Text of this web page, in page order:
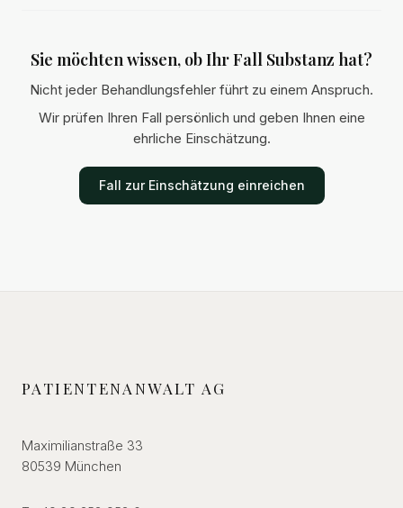
Sie möchten wissen, ob Ihr Fall Substanz hat?
Nicht jeder Behandlungsfehler führt zu einem Anspruch.
Wir prüfen Ihren Fall persönlich und geben Ihnen eine
ehrliche Einschätzung.
Fall zur Einschätzung einreichen
PATIENTENANWALT AG
Maximilianstraße 33
80539 München